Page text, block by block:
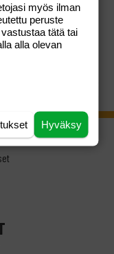
myös ilman
peruste
tätä tai
alla olevan
Hyväksy